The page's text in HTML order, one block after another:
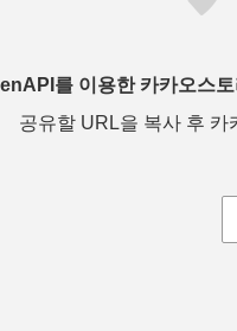
를 이용한 카카오스
공유할 URL을 복사 후 카